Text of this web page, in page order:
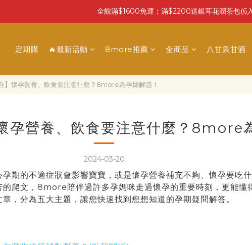
全館滿$1600免運；滿$2200送銀耳花潤茶包(6
定期購 🔥最新活動 8more推薦 全商品 八甘泉甘酒
】懷孕營養、飲食要注意什麼？8more為孕婦解惑！
孕營養、飲食要注意什麼？8more
2024-03-20
期的不適症狀會影響寶寶，或是懷孕營養補充不夠、懷孕要吃
爬文，8more陪伴過許多孕媽咪走過懷孕的重要時刻，更能懂
，分為五大主題，讓您快速找到您想知道的孕期疑問解答。